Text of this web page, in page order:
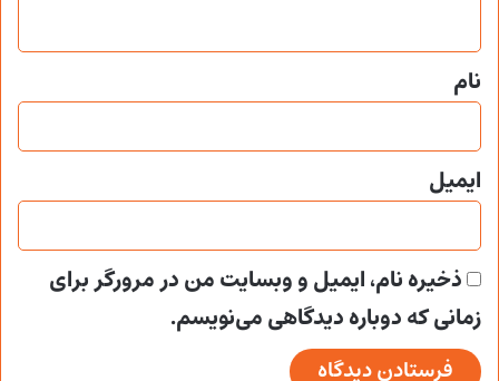
*
نام
ایمیل
ذخیره نام، ایمیل و وبسایت من در مرورگر برای
زمانی که دوباره دیدگاهی می‌نویسم.